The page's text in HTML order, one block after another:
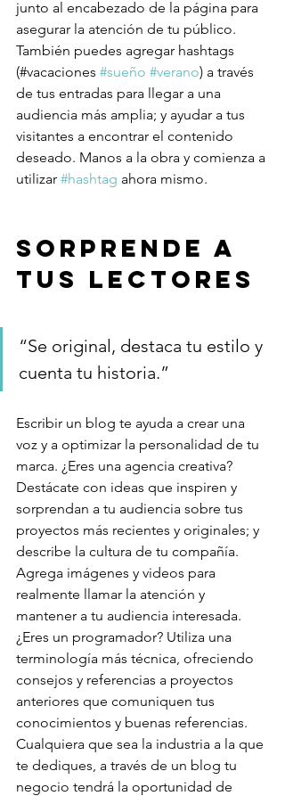
junto al encabezado de la página para
asegurar la atención de tu público.
También puedes agregar hashtags
(#vacaciones #sueño #verano) a través
de tus entradas para llegar a una
audiencia más amplia; y ayudar a tus
visitantes a encontrar el contenido
deseado. Manos a la obra y comienza a
utilizar #hashtag ahora mismo.
Sorprende a
tus lectores
“Se original, destaca tu estilo y
cuenta tu historia.”
Escribir un blog te ayuda a crear una
voz y a optimizar la personalidad de tu
marca. ¿Eres una agencia creativa?
Destácate con ideas que inspiren y
sorprendan a tu audiencia sobre tus
proyectos más recientes y originales; y
describe la cultura de tu compañía.
Agrega imágenes y videos para
realmente llamar la atención y
mantener a tu audiencia interesada.
¿Eres un programador? Utiliza una
terminología más técnica, ofreciendo
consejos y referencias a proyectos
anteriores que comuniquen tus
conocimientos y buenas referencias.
Cualquiera que sea la industria a la que
te dediques, a través de un blog tu
negocio tendrá la oportunidad de